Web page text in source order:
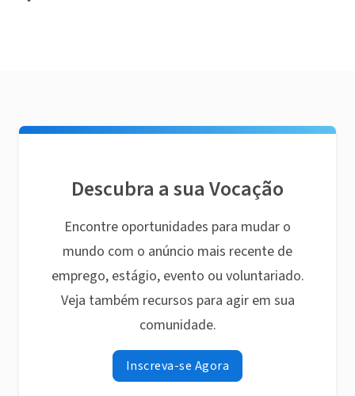
Descubra a sua Vocação
Encontre oportunidades para mudar o
mundo com o anúncio mais recente de
emprego, estágio, evento ou voluntariado.
Veja também recursos para agir em sua
comunidade.
Inscreva-se Agora